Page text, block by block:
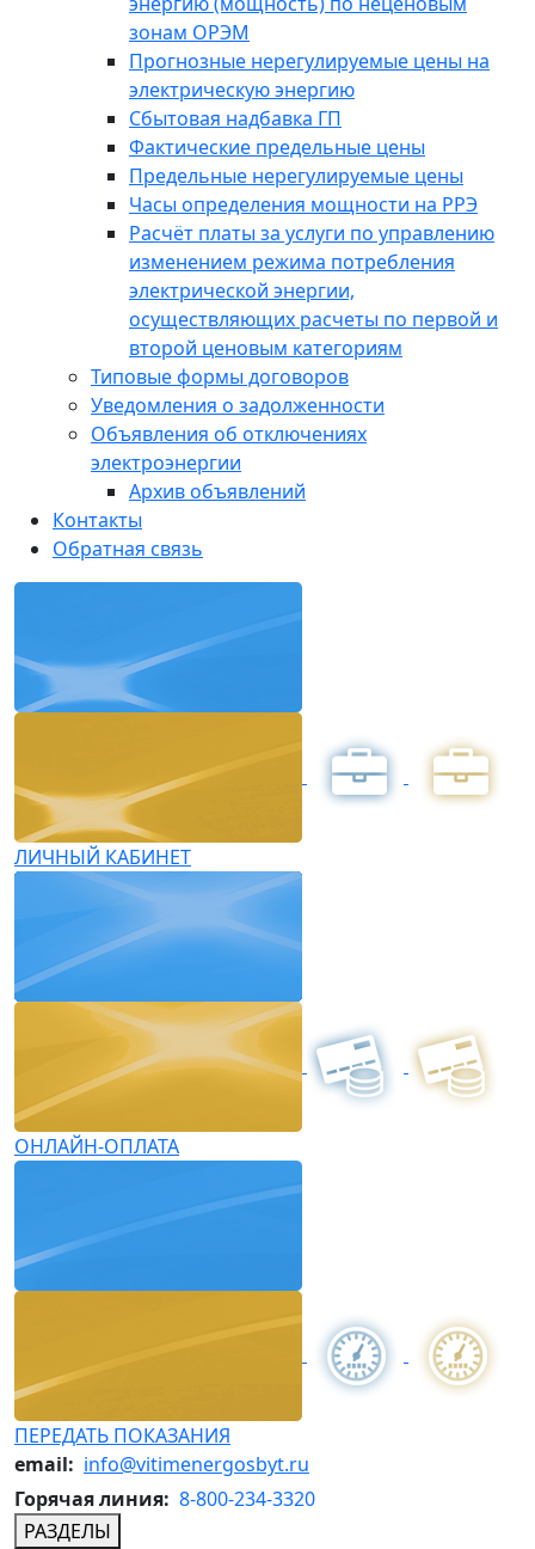
зонам ОРЭМ
Прогнозные нерегулируемые цены на
электрическую энергию
Сбытовая надбавка ГП
Фактические предельные цены
Предельные нерегулируемые цены
Часы определения мощности на РРЭ
Расчёт платы за услуги по управлению
изменением режима потребления
электрической энергии,
осуществляющих расчеты по первой и
второй ценовым категориям
Типовые формы договоров
Уведомления о задолженности
Объявления об отключениях
электроэнергии
Архив объявлений
Контакты
Обратная связь
ЛИЧНЫЙ КАБИНЕТ
ОНЛАЙН-ОПЛАТА
ПЕРЕДАТЬ ПОКАЗАНИЯ
email: info@vitimenergosbyt.ru
Горячая линия: 8-800-234-3320
РАЗДЕЛЫ